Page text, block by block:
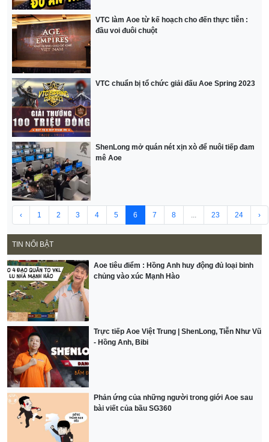
VTC làm Aoe từ kế hoạch cho đến thực tiễn :
đầu voi đuôi chuột
VTC chuẩn bị tổ chức giải đấu Aoe Spring 2023
ShenLong mở quán nét xịn xò để nuôi tiếp đam
mê Aoe
‹ 1 2 3 4 5 6 7 8 23 24 ›
TIN NỔI BẬT
Aoe tiêu điểm : Hồng Anh huy động đủ loại binh
chủng vào xúc Mạnh Hào
Trực tiếp Aoe Việt Trung | ShenLong, Tiễn Như Vũ
- Hồng Anh, Bibi
Phản ứng của những người trong giới Aoe sau
bài viết của bầu SG360